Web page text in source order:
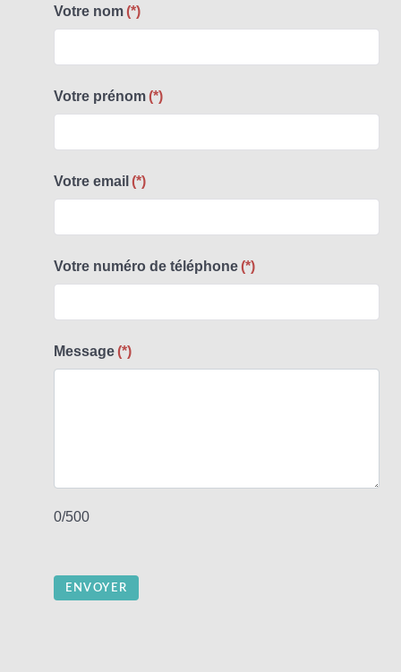
Votre nom(*)
Votre prénom(*)
Votre email (*)
Votre numéro de téléphone(*)
Message(*)
0/500
ENVOYER